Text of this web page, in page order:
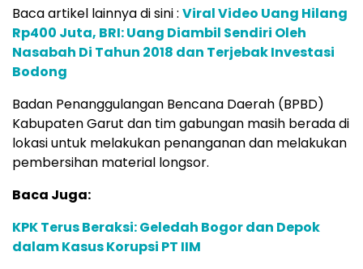
Baca artikel lainnya di sini : Viral Video Uang Hilang
Rp400 Juta, BRI: Uang Diambil Sendiri Oleh
Nasabah Di Tahun 2018 dan Terjebak Investasi
Bodong
Badan Penanggulangan Bencana Daerah (BPBD)
Kabupaten Garut dan tim gabungan masih berada di
lokasi untuk melakukan penanganan dan melakukan
pembersihan material longsor.
Baca Juga:
KPK Terus Beraksi: Geledah Bogor dan Depok
dalam Kasus Korupsi PT IIM